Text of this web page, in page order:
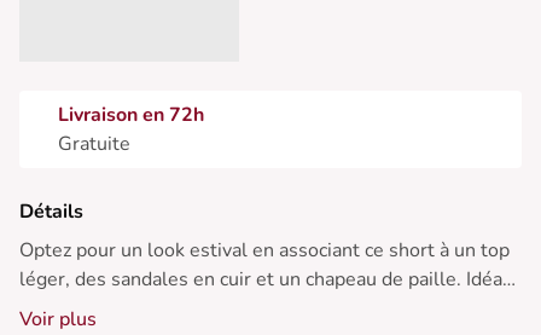
Livraison en 72h
Gratuite
Détails
Optez pour un look estival en associant ce short à un top
léger, des sandales en cuir et un chapeau de paille. Idéal
pour une promenade en bord de mer !
Voir plus